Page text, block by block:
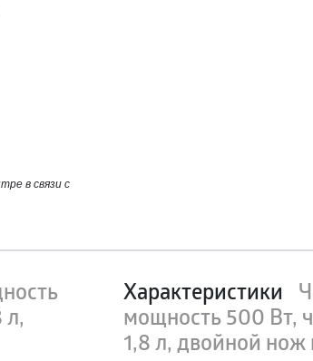
в связи с
Характеристики
мощность 500 Вт,
1,8 л, двойной